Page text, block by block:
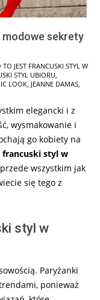
sekrety
TO JEST FRANCUSKI STYL W
STYL UBIORU,
LOOK, JEANNE DAMAS,
elegancki i z
wysmakowanie i
go kobiety na
francuski styl w
wszystkim jak
się tego z
styl w
Paryżanki
ponieważ